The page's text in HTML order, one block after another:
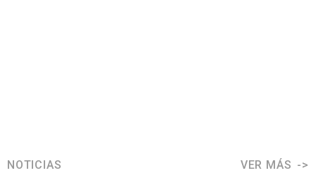
NOTICIAS VER MÁS